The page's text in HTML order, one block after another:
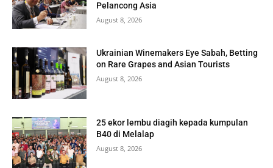
Pelancong Asia
August 8, 2026
Ukrainian Winemakers Eye Sabah, Betting
on Rare Grapes and Asian Tourists
August 8, 2026
25 ekor lembu diagih kepada kumpulan
B40 di Melalap
August 8, 2026